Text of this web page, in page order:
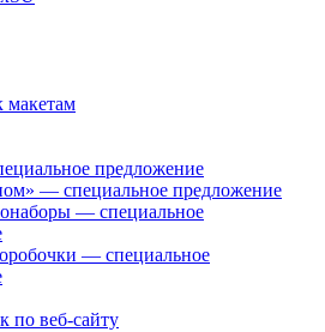
макетам
предложение
— специальное предложение
— специальное
— специальное
по веб-сайту